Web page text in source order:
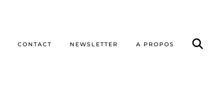
CONTACT NEWSLETTER A PROPOS